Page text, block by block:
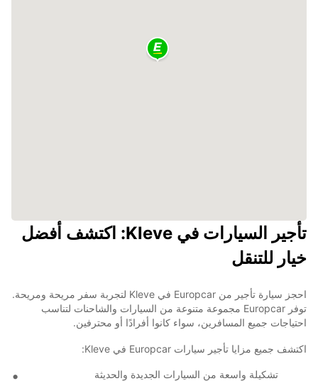
تأجير السيارات في Kleve: اكتشف أفضل
خيار للتنقل
احجز سيارة تأجير من Europcar في Kleve لتجربة سفر مريحة ومريحة.
توفر Europcar مجموعة متنوعة من السيارات والشاحنات لتناسب
احتياجات جميع المسافرين، سواء كانوا أفرادًا أو محترفين.
اكتشف جميع مزايا تأجير سيارات Europcar في Kleve:
تشكيلة واسعة من السيارات الجديدة والحديثة